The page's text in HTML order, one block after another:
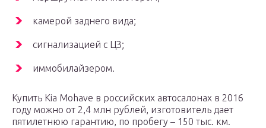
камерой заднего вида;
сигнализацией с ЦЗ;
иммобилайзером.
Купить Kia Mohave в российских автосалонах в 2016
году можно от 2,4 млн рублей, изготовитель дает
пятилетнюю гарантию, по пробегу – 150 тыс. км.